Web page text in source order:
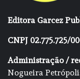
Editora Garcez
CNPJ 02.775.725/
Administração /
Nogueira